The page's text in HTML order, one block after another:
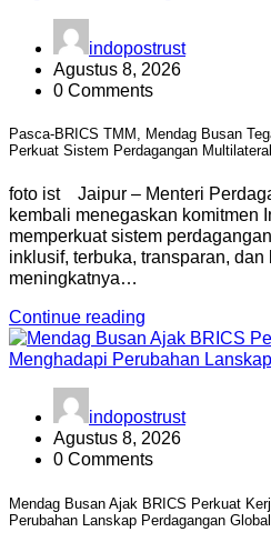
indopostrust
Agustus 8, 2026
0 Comments
Pasca-BRICS TMM, Mendag Busan
Perkuat Sistem Perdagangan
foto ist Jaipur – Menteri
kembali menegaskan komitmen
memperkuat sistem
inklusif, terbuka, transparan,
meningkatnya…
Continue reading
indopostrust
Agustus 8, 2026
0 Comments
Mendag Busan Ajak BRICS Perkuat
Perubahan Lanskap Perdagangan Global